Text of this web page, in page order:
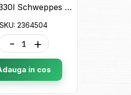
Apa 0.330l Schweppes tangerine 2364504
SKU: 2364504
- +
in cos